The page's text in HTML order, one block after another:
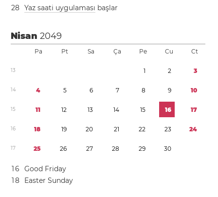
28 Yaz saati uygulaması başlar
Nisan2049
Pa Pt Sa Ça Pe Cu Ct
13 1 2 3
14 4 5 6 7 8 9 10
15 11 12 13 14 15 16 17
16 18 19 20 21 22 23 24
17 25 26 27 28 29 30
16
Good Friday
18 Easter Sunday